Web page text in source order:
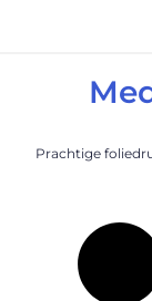
Prachtige